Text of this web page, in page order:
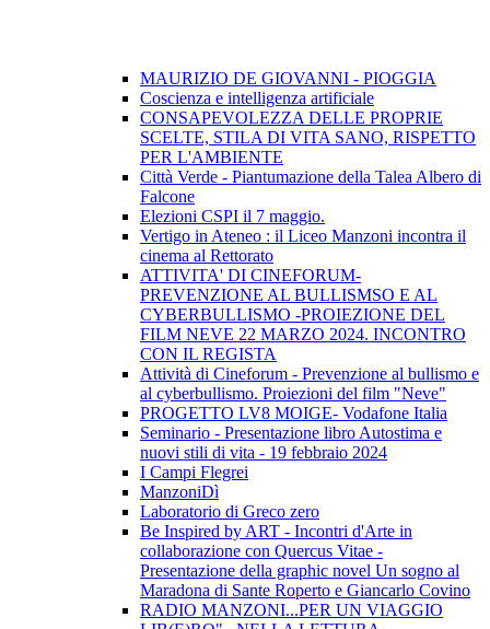
MAURIZIO DE GIOVANNI - PIOGGIA
Coscienza e intelligenza artificiale
CONSAPEVOLEZZA DELLE PROPRIE
SCELTE, STILA DI VITA SANO, RISPETTO
PER L'AMBIENTE
Città Verde - Piantumazione della Talea Albero di
Falcone
Elezioni CSPI il 7 maggio.
Vertigo in Ateneo : il Liceo Manzoni incontra il
cinema al Rettorato
ATTIVITA' DI CINEFORUM-
PREVENZIONE AL BULLISMSO E AL
CYBERBULLISMO -PROIEZIONE DEL
FILM NEVE 22 MARZO 2024. INCONTRO
CON IL REGISTA
Attività di Cineforum - Prevenzione al bullismo e
al cyberbullismo. Proiezioni del film "Neve"
PROGETTO LV8 MOIGE- Vodafone Italia
Seminario - Presentazione libro Autostima e
nuovi stili di vita - 19 febbraio 2024
I Campi Flegrei
ManzoniDì
Laboratorio di Greco zero
Be Inspired by ART - Incontri d'Arte in
collaborazione con Quercus Vitae -
Presentazione della graphic novel Un sogno al
Maradona di Sante Roperto e Giancarlo Covino
RADIO MANZONI...PER UN VIAGGIO